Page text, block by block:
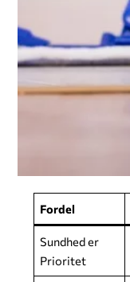
Fordel
Sundhed er
Prioritet